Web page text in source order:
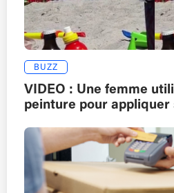
BUZZ
VIDEO : Une femme
peinture pour appliquer